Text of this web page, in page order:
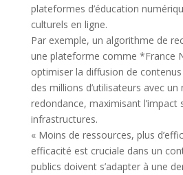
plateformes d’éducation
culturels en ligne.
Par exemple, un algorithme de
une plateforme comme *France
optimiser la diffusion de
des millions d’utilisateurs avec
redondance, maximisant l’impact
infrastructures.
« Moins de ressources, plus
efficacité est cruciale dans un
publics doivent s’adapter à une